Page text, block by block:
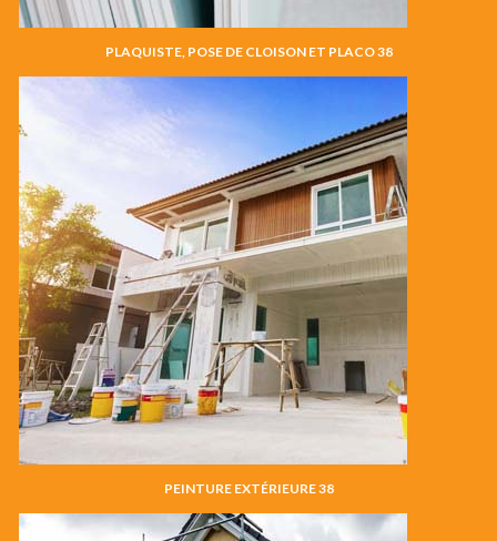
PLAQUISTE, POSE DE CLOISON ET PLACO 38
PEINTURE EXTÉRIEURE 38